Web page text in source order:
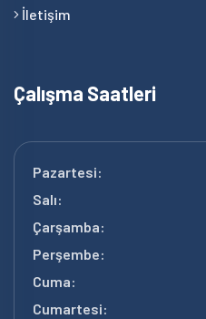
İletişim
Çalışma Saatleri
Pazartesi:
Salı:
Çarşamba:
Perşembe:
Cuma:
Cumartesi: